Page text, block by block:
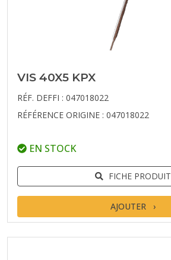
VIS 40X5 KPX
RÉF. DEFFI : 047018022
RÉFÉRENCE ORIGINE : 047018022
EN STOCK
FICHE PRODUIT
AJOUTER